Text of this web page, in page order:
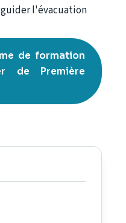
l'évacuation
de formation
de Première